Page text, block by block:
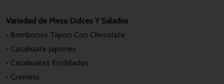
Variedad de Mesa Dulces Y Salados
• Bombones Tapon Con Chocolate
• Cacahuate Japones
• Cacahuates Enchilados
• Cremino